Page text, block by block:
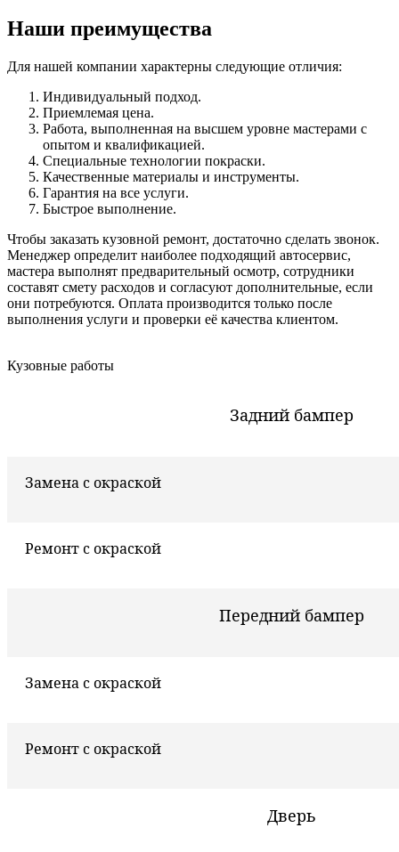
Наши преимущества
Для нашей компании характерны следующие отличия:
Индивидуальный подход.
Приемлемая цена.
Работа, выполненная на высшем уровне мастерами с
опытом и квалификацией.
Специальные технологии покраски.
Качественные материалы и инструменты.
Гарантия на все услуги.
Быстрое выполнение.
Чтобы заказать кузовной ремонт, достаточно сделать звонок.
Менеджер определит наиболее подходящий автосервис,
мастера выполнят предварительный осмотр, сотрудники
составят смету расходов и согласуют дополнительные, если
они потребуются. Оплата производится только после
выполнения услуги и проверки её качества клиентом.
Кузовные работы
Задний бампер
Замена с окраской
Ремонт с окраской
Передний бампер
Замена с окраской
Ремонт с окраской
Дверь